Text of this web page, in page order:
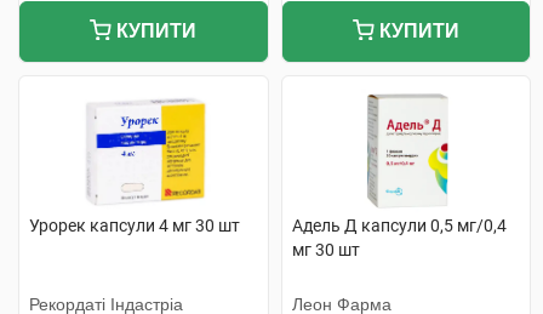
КУПИТИ КУПИТИ
Урорек капсули 4 мг 30 шт
Рекордаті Індастріа
Адель Д капсули 0,5 мг/0,4
мг 30 шт
Леон Фарма